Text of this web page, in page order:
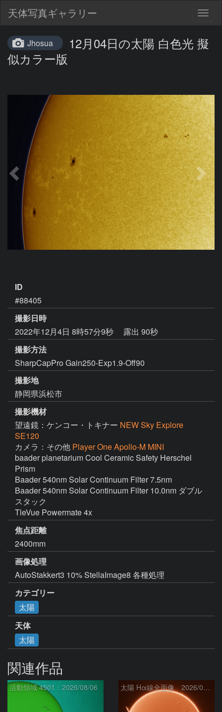
天体写真ギャラリー
Jhosua
12月04日の太陽 白色光 擬
似カラー版
ID
#88405
撮影日時
2022年12月4日 8時57分9秒
露出 90秒
撮影方法
SharpCapPro Gain250-Exp1.9-Off90
撮影地
静岡県浜松市
撮影機材
望遠鏡：ケンコー・トキナー NEW Sky Explore
SE120
カメラ：その他 Player One Apollo-M MINI
baader planetarium Cool Ceramic Safety Herschel
Prism
Baader 540nm Solar Continuum Filter 7.5nm
Baader 540nm Solar Continuum Filter 10.0nm ダブル
スタック
TleVue Powermate 4x
焦点距離
2400mm
画像処理
AutoStakkert3 10% StellaImage8 各種処理
カテゴリー
太陽
天体
太陽
関連作品
活動領域 4501：2026/08/06 太陽 Hα線全面像 2026/08/07